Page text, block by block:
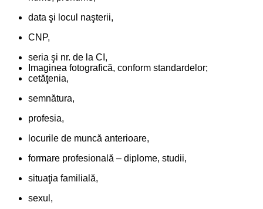
data şi locul naşterii,
CNP,
seria şi nr. de la CI,
Imaginea fotografică, conform standardelor;
cetăţenia,
semnătura,
profesia,
locurile de muncă anterioare,
formare profesională – diplome, studii,
situaţia familială,
sexul,